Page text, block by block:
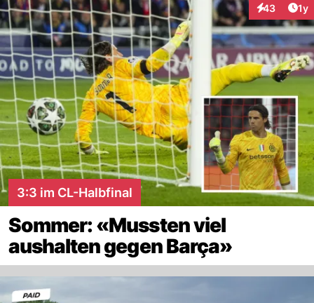
43 1y
3:3 im CL-Halbfinal
Sommer: «Mussten viel
aushalten gegen Barça»